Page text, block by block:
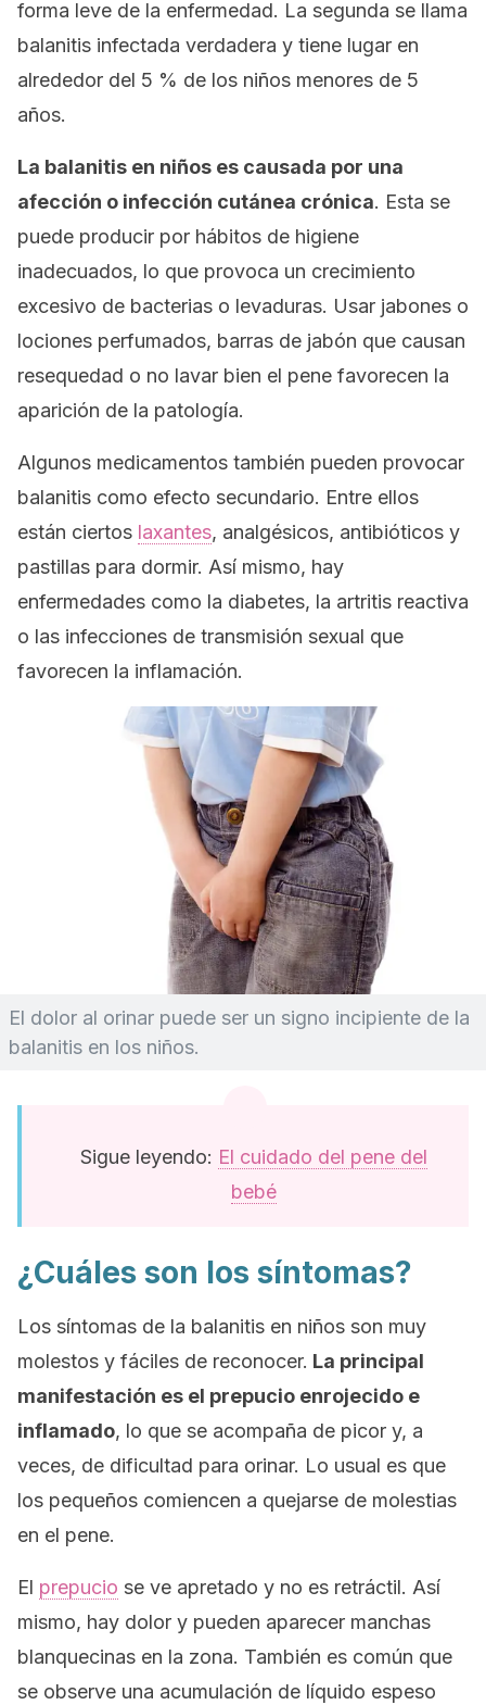
forma leve de la enfermedad. La segunda se llama
balanitis infectada verdadera y tiene lugar en
alrededor del 5 % de los niños menores de 5
años.
La balanitis en niños es causada por una
afección o infección cutánea crónica. Esta se
puede producir por hábitos de higiene
inadecuados, lo que provoca un crecimiento
excesivo de bacterias o levaduras. Usar jabones o
lociones perfumados, barras de jabón que causan
resequedad o no lavar bien el pene favorecen la
aparición de la patología.
Algunos medicamentos también pueden provocar
balanitis como efecto secundario. Entre ellos
están ciertos laxantes, analgésicos, antibióticos y
pastillas para dormir. Así mismo, hay
enfermedades como la diabetes, la artritis reactiva
o las infecciones de transmisión sexual que
favorecen la inflamación.
El dolor al orinar puede ser un signo incipiente de la
balanitis en los niños.
Sigue leyendo: El cuidado del pene del
bebé
¿Cuáles son los síntomas?
Los síntomas de la balanitis en niños son muy
molestos y fáciles de reconocer. La principal
manifestación es el prepucio enrojecido e
inflamado, lo que se acompaña de picor y, a
veces, de dificultad para orinar. Lo usual es que
los pequeños comiencen a quejarse de molestias
en el pene.
El prepucio se ve apretado y no es retráctil. Así
mismo, hay dolor y pueden aparecer manchas
blanquecinas en la zona. También es común que
se observe una acumulación de líquido espeso